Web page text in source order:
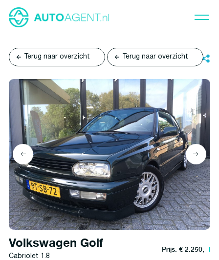
Terug naar overzicht Terug naar overzicht
Volkswagen Golf
Cabriolet 1.8
Prijs: € 2.250,-l